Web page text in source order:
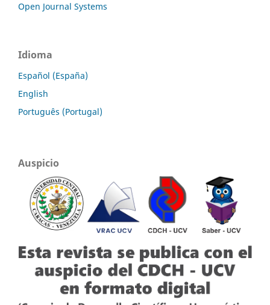
Open Journal Systems
Idioma
Español (España)
English
Português (Portugal)
Auspicio